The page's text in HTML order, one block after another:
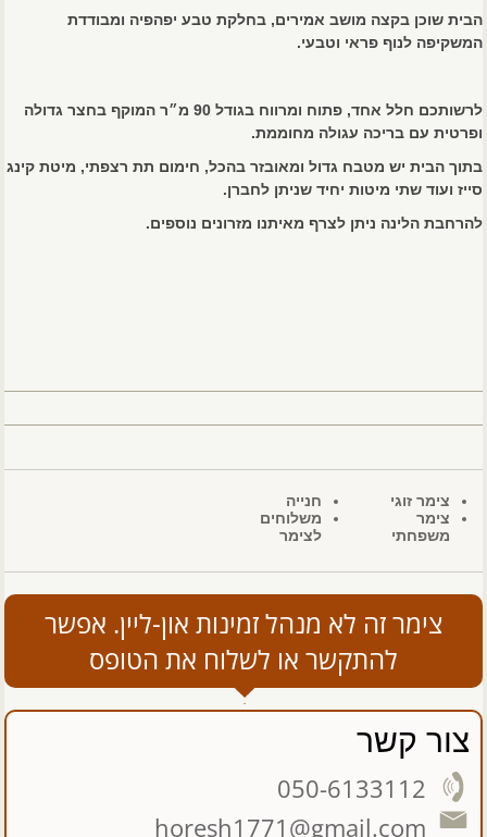
הבית שוכן בקצה מושב אמירים, בחלקת טבע יפהפיה ומבודדת
המשקיפה לנוף פראי וטבעי.
לרשותכם חלל אחד, פתוח ומרווח בגודל 90 מ״ר המוקף בחצר גדולה
ופרטית עם בריכה עגולה מחוממת.
בתוך הבית יש מטבח גדול ומאובזר בהכל, חימום תת רצפתי, מיטת קינג
סייז ועוד שתי מיטות יחיד שניתן לחברן.
להרחבת הלינה ניתן לצרף מאיתנו מזרונים נוספים.
צימר זוגי
צימר
משפחתי
חנייה
משלוחים
לצימר
צימר זה לא מנהל זמינות און-ליין. אפשר
להתקשר או לשלוח את הטופס
צור קשר
050-6133112
horesh1771@gmail.com